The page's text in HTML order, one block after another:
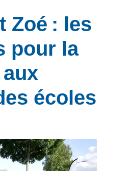
Zoé : les
pour la
écoles